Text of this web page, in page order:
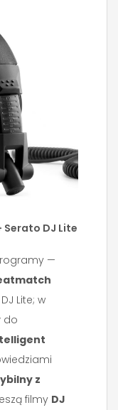
Serato DJ Lite
—
Lite; w
do
z
filmy DJ